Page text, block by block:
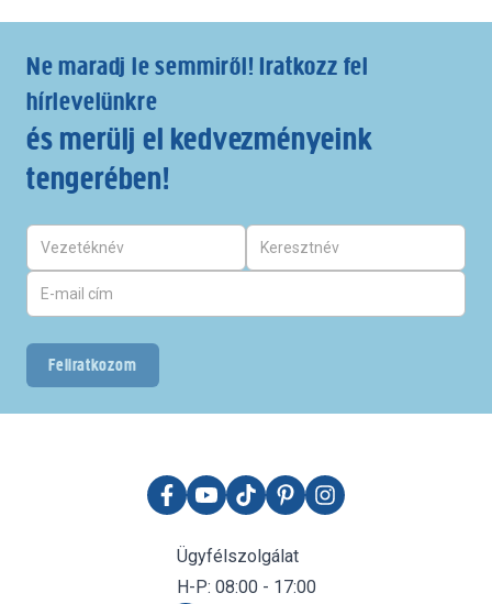
Ne maradj le semmiről! Iratkozz fel
hírlevelünkre
és merülj el kedvezményeink
tengerében!
Feliratkozom
Ügyfélszolgálat
H-P: 08:00 - 17:00